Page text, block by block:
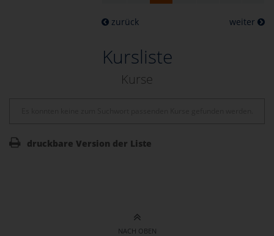
zurück weiter
Kursliste
Kurse
druckbare Version der Liste
NACH OBEN